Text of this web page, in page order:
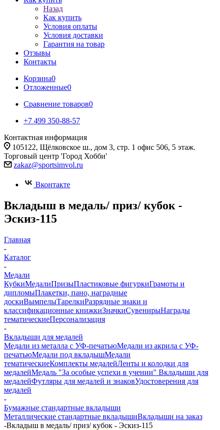
Назад
Как купить
Условия оплаты
Условия доставки
Гарантия на товар
Отзывы
Контакты
Корзина0
Отложенные0
Сравнение товаров0
+7 499 350-88-57
Контактная информация
105122, Щёлковское ш., дом 3, стр. 1 офис 506, 5 этаж.
Торговый центр 'Город Хобби'
zakaz@sportsimvol.ru
Вконтакте
Вкладыш в медаль/ приз/ кубок -
Эскиз-115
Главная
-
Каталог
-
Медали
КубкиМедалиПризыПластиковые фигуркиГрамоты и
дипломыПлакетки, пано, наградные
доскиВымпелыТарелкиРазрядные знаки и
классификационные книжкиЗначкиСувенирыНаграды
тематическиеПерсонализация
-
Вкладыши для медалей
Медали из металла с УФ-печатьюМедали из акрила с УФ-
печатьюМедали под вкладышМедали
тематическиеКомплекты медалейЛенты и колодки для
медалейМедаль "За особые успехи в учении" Вкладыши для
медалейФутляры для медалей и знаковУдостоверения для
медалей
-
Бумажные стандартные вкладыши
Металлические стандартные вкладышиВкладыши на заказ
-Вкладыш в медаль/ приз/ кубок - Эскиз-115